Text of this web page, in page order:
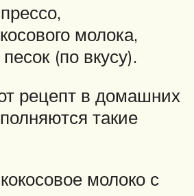
молока,
(по вкусу).
рецепт в домашних
такие
молоко с